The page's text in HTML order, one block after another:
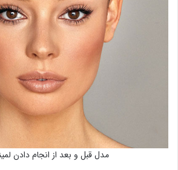
مدل قبل و بعد از انجام دادن